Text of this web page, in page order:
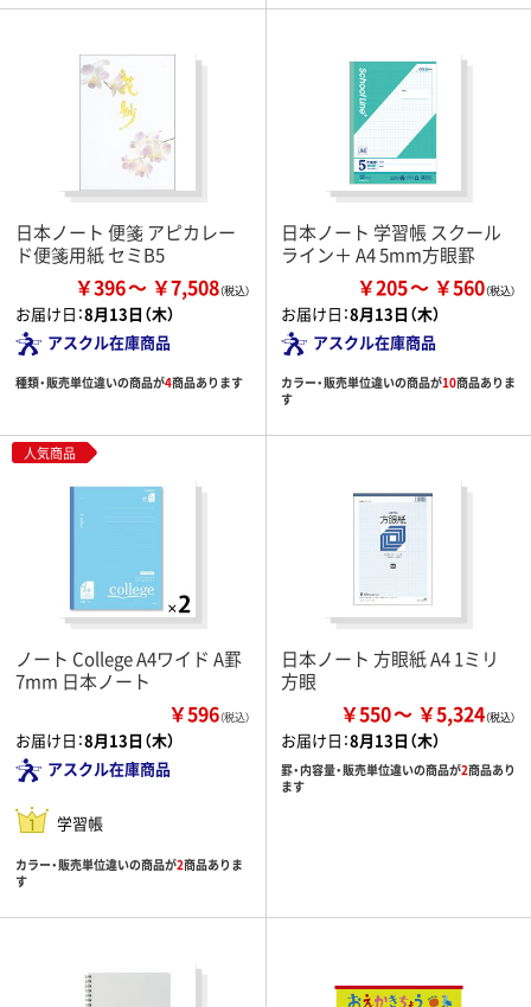
日本ノート 便箋 アピカレー
ド便箋用紙 セミB5
￥396 ￥7,508
お届け日：8月13日（木）
アスクル在庫商品
種類・販売単位違いの商品が4商品あります
日本ノート 学習帳 スクール
ライン＋ A4 5mm方眼罫
￥205 ￥560
お届け日：8月13日（木）
アスクル在庫商品
カラー・販売単位違いの商品が10商品ありま
す
人気商品
ノート College A4ワイド A罫
7mm 日本ノート
￥596（税込）
お届け日：8月13日（木）
アスクル在庫商品
学習帳
カラー・販売単位違いの商品が2商品ありま
す
日本ノート 方眼紙 A4 1ミリ
方眼
￥550 ￥5,324
お届け日：8月13日（木）
罫・内容量・販売単位違いの商品が2商品あり
ます